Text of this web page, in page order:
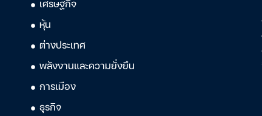
เศรษฐกิจ
หุ้น
ต่างประเทศ
พลังงานและความยั่งยืน
การเมือง
ธุรกิจ